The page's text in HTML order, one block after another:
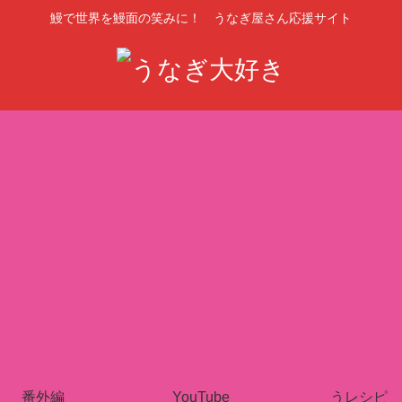
鰻で世界を鰻面の笑みに！ うなぎ屋さん応援サイト
番外編 YouTube うレシピ